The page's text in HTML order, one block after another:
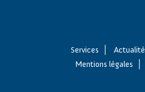
Services
Mentions légales